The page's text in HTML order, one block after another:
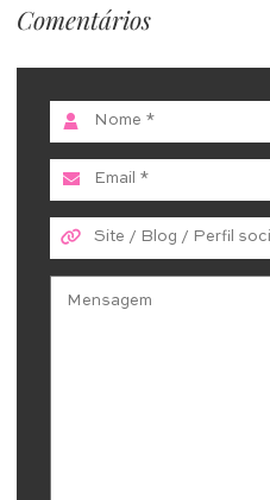
Comentários